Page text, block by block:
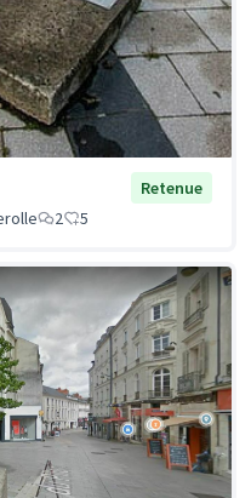
Retenue
2 5